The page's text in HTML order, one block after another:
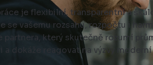
je flexibilní, transparentní a
se vašemu rozsahu, rozpočtu i
partnera, který skutečně rozumí
a dokáže reagovat na výzvy moderní